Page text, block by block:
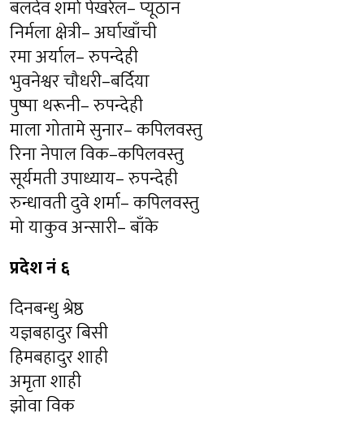
बलदेव शर्मा पेखरेल– प्यूठान
निर्मला क्षेत्री– अर्घाखाँची
रमा अर्याल– रुपन्देही
भुवनेश्वर चौधरी–बर्दिया
पुष्पा थरूनी– रुपन्देही
माला गोतामे सुनार– कपिलवस्तु
रिना नेपाल विक–कपिलवस्तु
सूर्यमती उपाध्याय– रुपन्देही
रुन्धावती दुवे शर्मा– कपिलवस्तु
मो याकुव अन्सारी– बाँके
प्रदेश नं ६
दिनबन्धु श्रेष्ठ
यज्ञबहादुर बिसी
हिमबहादुर शाही
अमृता शाही
झोवा विक